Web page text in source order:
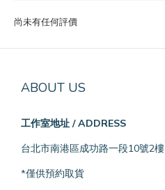
尚未有任何評價
ABOUT US
工作室地址 / ADDRESS
台北市南港區成功路一段10號2樓
*僅供預約取貨